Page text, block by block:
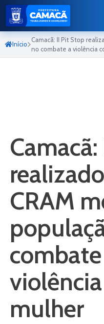
Início
Camacã: II Pit Stop
no combate a violência
CRAM
mulher